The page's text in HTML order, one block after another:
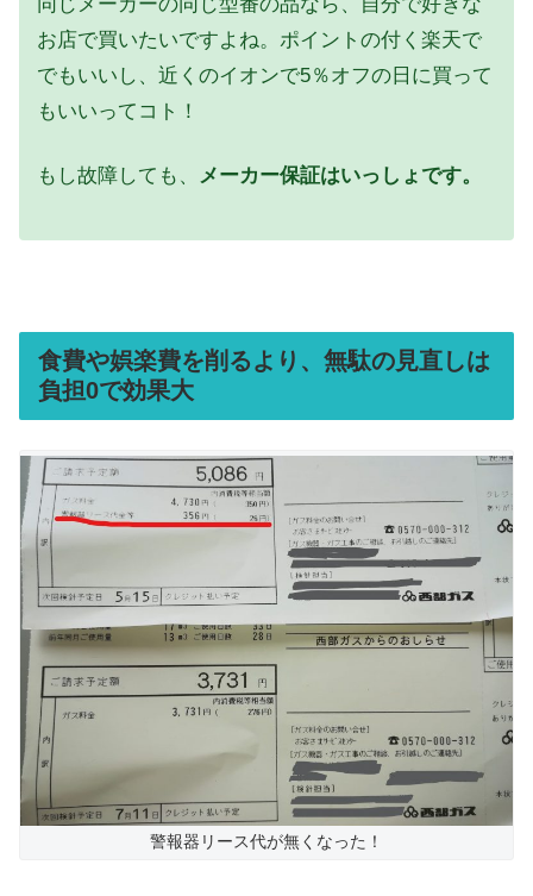
お店で買いたいですよね。ポイントの付く楽天で
でもいいし、近くのイオンで5％オフの日に買って
もいいってコト！
もし故障しても、 メーカー保証はいっしょです。
食費や娯楽費を削るより、無駄の見直しは
負担0で効果大
警報器リース代が無くなった！